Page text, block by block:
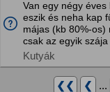
Van egy négy
eszik és neha kap
májas (kb 80%-os)
csak az egyik
Kutyák
❮❮ ❮ ...